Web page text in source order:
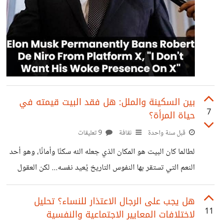
7
بين السكينة والملل: هل فقد البيت قيمته في
حياة المرأة؟
قبل سنة واحدة ثقافة
لطالما كان البيت هو المكان الذي جعله الله سكنًا وأمانًا، وهو أحد
النعم التي تستقر بها النفوس ‏التاريخ يُعيد نفسه... لكن العقول
تأبى أن تتعلّم! اليوم نسمع النساء المعاصرات يُردّدن: مللنا من
البقاء في البيت! السكينة التي جعلها الله في البيوت أصبحت
سجنًا في أعينهن. الاستقرار الذي تنشده البشرية منذ الأزل، صار
11
هل يجب على الرجال الاعتذار للنساء؟ تحليل
لاختلافات المعايير الاجتماعية والنفسية